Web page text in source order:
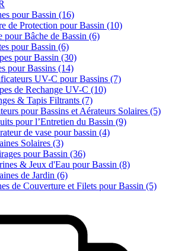
pour Bassin (16)
de Protection pour Bassin (10)
pour Bâche de Bassin (6)
pour Bassin (6)
pour Bassin (30)
pour Bassins (14)
UV-C pour Bassins (7)
de Rechange UV-C (10)
& Tapis Filtrants (7)
pour Bassins et Aérateurs Solaires (5)
pour l’Entretien du Bassin (9)
de vase pour bassin (4)
Solaires (3)
pour Bassin (36)
& Jeux d'Eau pour Bassin (8)
de Jardin (6)
de Couverture et Filets pour Bassin (5)